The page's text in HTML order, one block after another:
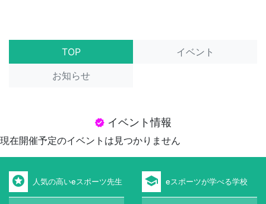
TOP
イベント
お知らせ
verified イベント情報
現在開催予定のイベントは見つかりません
stars 人気の高いeスポーツ先生 school eスポーツが学べる学校